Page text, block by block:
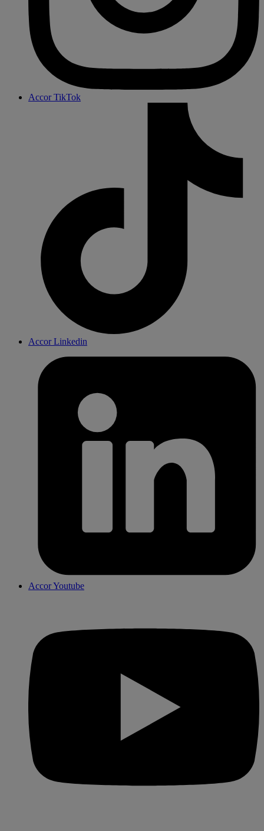
Accor TikTok
Accor Linkedin
Accor Youtube